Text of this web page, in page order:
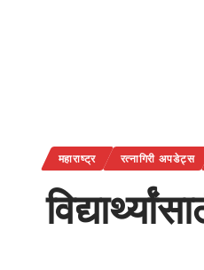
महाराष्ट्र रत्नागिरी अपडेट्स